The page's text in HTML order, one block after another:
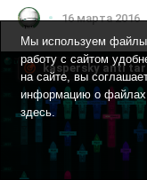
16 марта 2016
kaspersky anti
Мы используем
работу с сайтом
на сайте, вы
информацию о файлах
здесь.